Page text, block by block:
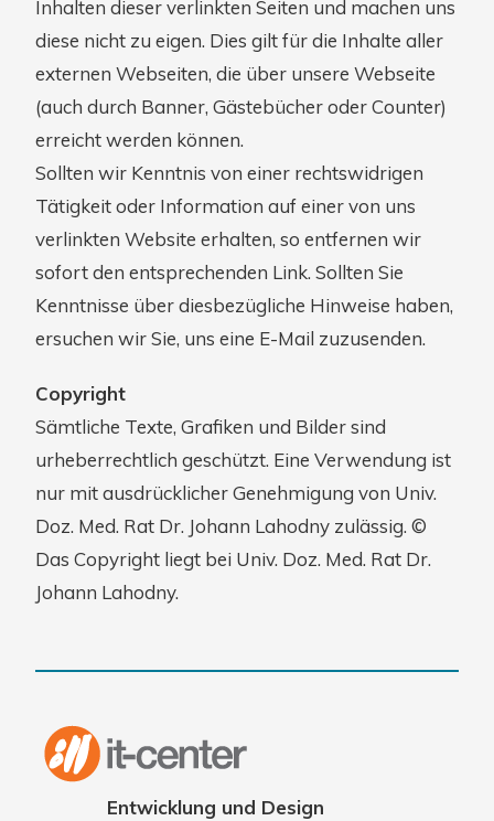
Inhalten dieser verlinkten Seiten und machen uns
diese nicht zu eigen. Dies gilt für die Inhalte aller
externen Webseiten, die über unsere Webseite
(auch durch Banner, Gästebücher oder Counter)
erreicht werden können.
Sollten wir Kenntnis von einer rechtswidrigen
Tätigkeit oder Information auf einer von uns
verlinkten Website erhalten, so entfernen wir
sofort den entsprechenden Link. Sollten Sie
Kenntnisse über diesbezügliche Hinweise haben,
ersuchen wir Sie, uns eine E-Mail zuzusenden.
Copyright
Sämtliche Texte, Grafiken und Bilder sind
urheberrechtlich geschützt. Eine Verwendung ist
nur mit ausdrücklicher Genehmigung von Univ.
Doz. Med. Rat Dr. Johann Lahodny zulässig. ©
Das Copyright liegt bei Univ. Doz. Med. Rat Dr.
Johann Lahodny.
Entwicklung und Design